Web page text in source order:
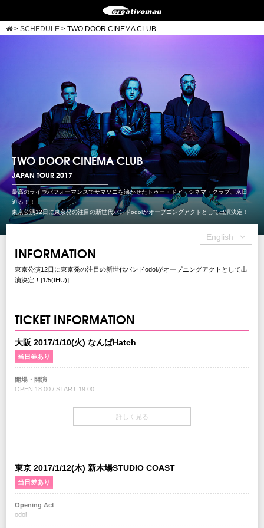
> SCHEDULE > TWO DOOR CINEMA CLUB
TWO DOOR CINEMA CLUB
JAPAN TOUR 2017
最高のライヴパフォーマンスでサマソニを沸かせたトゥー・ドア・シネマ・クラブ、来日
迫る！！
東京公演12日に東京発の注目の新世代バンドodolがオープニングアクトとして出演決定！
English
INFORMATION
東京公演12日に東京発の注目の新世代バンドodolがオープニングアクトとして出
演決定！[1/5(tHU)]
TICKET INFORMATION
大阪 2017/1/10(火) なんばHatch
当日券あり
開場・開演
OPEN 18:00 / START 19:00
チケット
￥6,500-(税込/1Fスタンディング・2F指定/1Drink別)
チケット発売日
9/10(土)10:00am～
注意事項
詳しく見る
東京 2017/1/12(木) 新木場STUDIO COAST
当日券あり
Opening Act
odol